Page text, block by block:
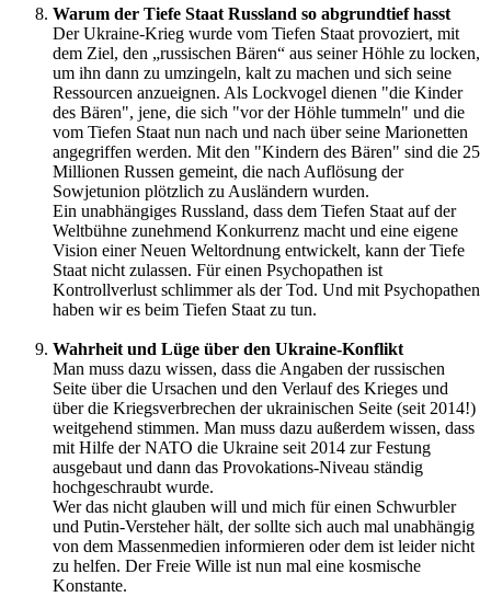
Warum der Tiefe Staat Russland so abgrundtief hasst
Der Ukraine-Krieg wurde vom Tiefen Staat provoziert, mit
dem Ziel, den „russischen Bären“ aus seiner Höhle zu locken,
um ihn dann zu umzingeln, kalt zu machen und sich seine
Ressourcen anzueignen. Als Lockvogel dienen "die Kinder
des Bären", jene, die sich "vor der Höhle tummeln" und die
vom Tiefen Staat nun nach und nach über seine Marionetten
angegriffen werden. Mit den "Kindern des Bären" sind die 25
Millionen Russen gemeint, die nach Auflösung der
Sowjetunion plötzlich zu Ausländern wurden.
Ein unabhängiges Russland, dass dem Tiefen Staat auf der
Weltbühne zunehmend Konkurrenz macht und eine eigene
Vision einer Neuen Weltordnung entwickelt, kann der Tiefe
Staat nicht zulassen. Für einen Psychopathen ist
Kontrollverlust schlimmer als der Tod. Und mit Psychopathen
haben wir es beim Tiefen Staat zu tun.
Wahrheit und Lüge über den Ukraine-Konflikt
Man muss dazu wissen, dass die Angaben der russischen
Seite über die Ursachen und den Verlauf des Krieges und
über die Kriegsverbrechen der ukrainischen Seite (seit 2014!)
weitgehend stimmen. Man muss dazu außerdem wissen, dass
mit Hilfe der NATO die Ukraine seit 2014 zur Festung
ausgebaut und dann das Provokations-Niveau ständig
hochgeschraubt wurde.
Wer das nicht glauben will und mich für einen Schwurbler
und Putin-Versteher hält, der sollte sich auch mal unabhängig
von dem Massenmedien informieren oder dem ist leider nicht
zu helfen. Der Freie Wille ist nun mal eine kosmische
Konstante.